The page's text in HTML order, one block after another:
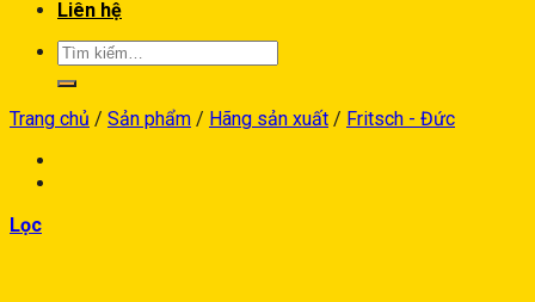
Liên hệ
Trang chủ / Sản phẩm / Hãng sản xuất / Fritsch - Đức
Lọc